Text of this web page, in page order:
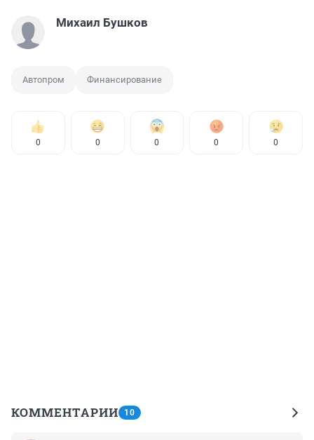
Михаил Бушков
Автопром Финансирование
0 0 0 0 0
КОММЕНТАРИИ 10